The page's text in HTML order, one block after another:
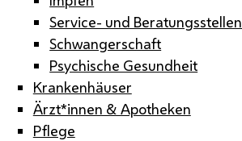
Service- und Beratungsstellen
Schwangerschaft
Psychische Gesundheit
Krankenhäuser
Ärzt*innen & Apotheken
Pflege